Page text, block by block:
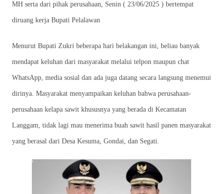
MH serta dari pihak perusahaan, Senin ( 23/06/2025 ) bertempat
diruang kerja Bupati Pelalawan
Menurut Bupati Zukri beberapa hari belakangan ini, beliau banyak
mendapat keluhan dari masyarakat melalui telpon maupun chat
WhatsApp, media sosial dan ada juga datang secara langsung menemui
dirinya. Masyarakat menyampaikan keluhan bahwa perusahaan-
perusahaan kelapa sawit khususnya yang berada di Kecamatan
Langgam, tidak lagi mau menerima buah sawit hasil panen masyarakat
yang berasal dari Desa Kesuma, Gondai, dan Segati.